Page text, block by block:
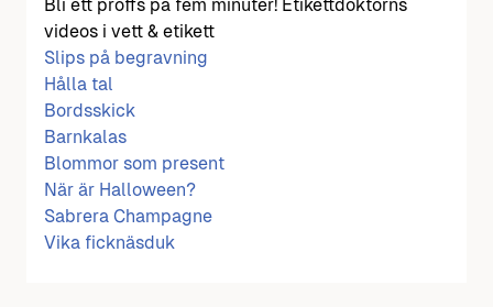
Bli ett proffs på fem minuter! Etikettdoktorns
videos i vett & etikett
Slips på begravning
Hålla tal
Bordsskick
Barnkalas
Blommor som present
När är Halloween?
Sabrera Champagne
Vika ficknäsduk